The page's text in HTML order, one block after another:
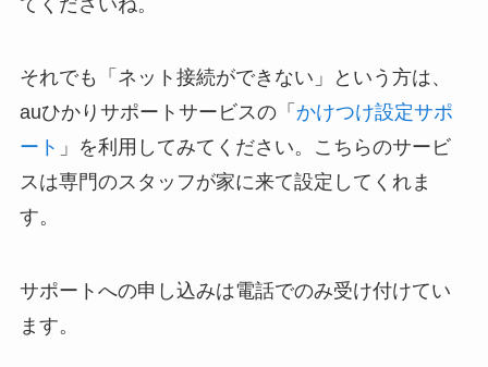
それでも「ネット接続ができない」という方は、
auひかりサポートサービスの「 かけつけ設定サポ
ート 」を利用してみてください。こちらのサービ
スは専門のスタッフが家に来て設定してくれま
す。
サポートへの申し込みは電話でのみ受け付けてい
ます。